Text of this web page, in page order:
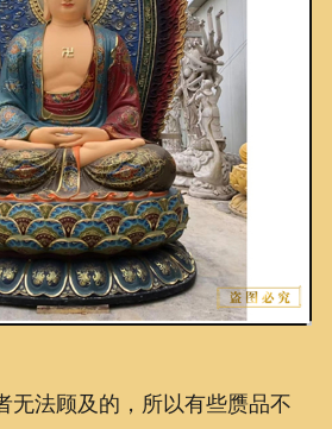
无法顾及的，所以有些赝品不